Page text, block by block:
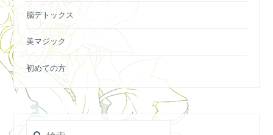
脳デトックス
美マジック
初めての方